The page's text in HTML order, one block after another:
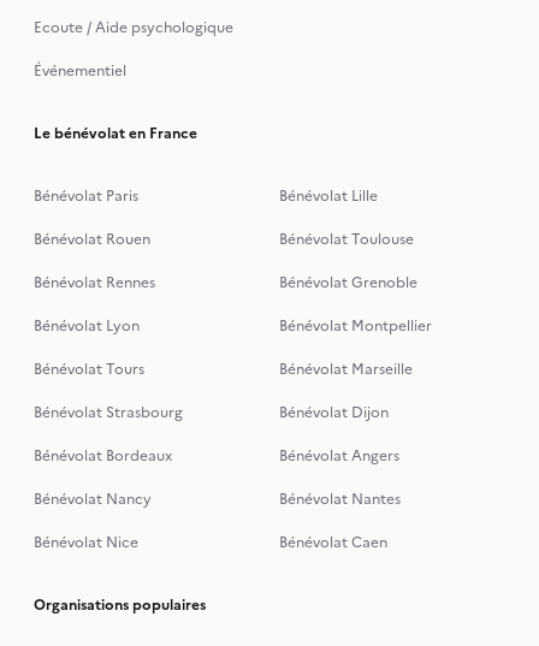
Ecoute / Aide psychologique
Événementiel
Le bénévolat en France
Bénévolat Paris
Bénévolat Lille
Bénévolat Rouen
Bénévolat Toulouse
Bénévolat Rennes
Bénévolat Grenoble
Bénévolat Lyon
Bénévolat Montpellier
Bénévolat Tours
Bénévolat Marseille
Bénévolat Strasbourg
Bénévolat Dijon
Bénévolat Bordeaux
Bénévolat Angers
Bénévolat Nancy
Bénévolat Nantes
Bénévolat Nice
Bénévolat Caen
Organisations populaires